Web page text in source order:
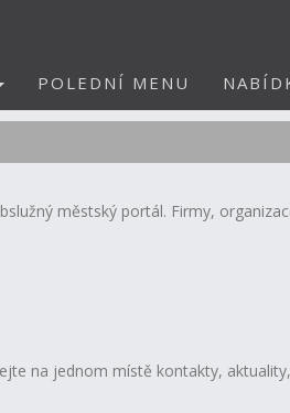
POLEDNÍ MENU
městský portál. Firmy,
na jednom místě kontakty,